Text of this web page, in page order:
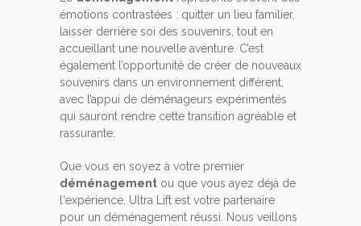
émotions contrastées : quitter un lieu familier,
laisser derrière soi des souvenirs, tout en
accueillant une nouvelle aventure. C’est
également l’opportunité de créer de nouveaux
souvenirs dans un environnement différent,
avec l’appui de déménageurs expérimentés
qui sauront rendre cette transition agréable et
rassurante.
Que vous en soyez à votre premier
déménagement ou que vous ayez déjà de
l'expérience, Ultra Lift est votre partenaire
pour un déménagement réussi. Nous veillons